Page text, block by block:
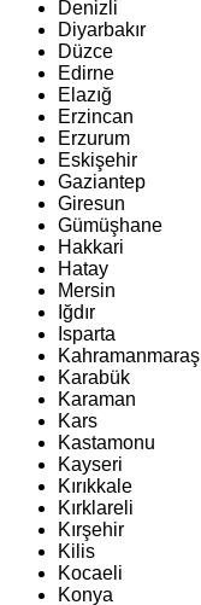
Denizli
Diyarbakır
Düzce
Edirne
Elazığ
Erzincan
Erzurum
Eskişehir
Gaziantep
Giresun
Gümüşhane
Hakkari
Hatay
Mersin
Iğdır
Isparta
Kahramanmaraş
Karabük
Karaman
Kars
Kastamonu
Kayseri
Kırıkkale
Kırklareli
Kırşehir
Kilis
Kocaeli
Konya